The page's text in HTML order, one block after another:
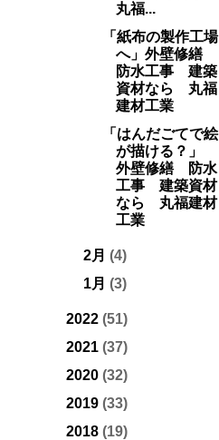
丸福...
「紙布の製作工場
へ」外壁修繕
防水工事 建築
資材なら 丸福
建材工業
「はんだごてで絵
が描ける？」
外壁修繕 防水
工事 建築資材
なら 丸福建材
工業
2月 (4)
1月 (3)
2022 (51)
2021 (37)
2020 (32)
2019 (33)
2018 (19)